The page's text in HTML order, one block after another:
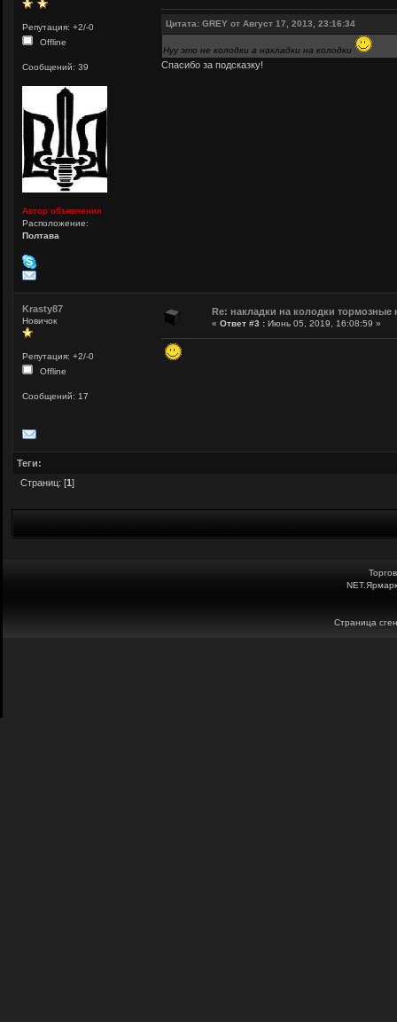
Репутация: +2/-0
Offline
Сообщений: 39
Автор объявления
Расположение:
Полтава
Цитата: GREY от Август 17, 2013, 23:16:34
Нуу это не колодки а накладки на колодки
Спасибо за подсказку!
Krasty87
Новичок
Репутация: +2/-0
Offline
Сообщений: 17
Re: накладки на колодки
« Ответ #3 : Июнь 05, 2019, 16:08:59 »
Теги:
Страниц: [1]
Страница